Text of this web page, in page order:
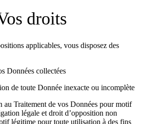
droits
applicables, vous disposez des
Données collectées
de toute Donnée inexacte ou incomplète
au Traitement de vos Données pour motif
légale et droit d’opposition non
légitime pour toute utilisation à des fins